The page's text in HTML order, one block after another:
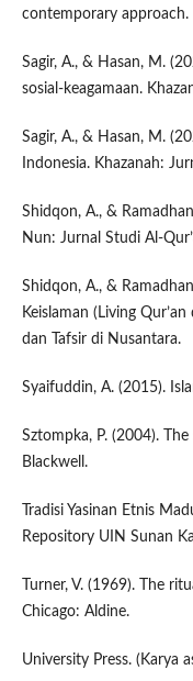
contemporary approach.
Sagir, A., & Hasan, M.
sosial-keagamaan.
Sagir, A., & Hasan, M.
Indonesia. Khazanah:
Shidqon, A., &
Nun: Jurnal Studi Al-
Shidqon, A., &
Keislaman (Living
dan Tafsir di Nusantara.
Syaifuddin, A. (2015).
Sztompka, P. (2004).
Blackwell.
Tradisi Yasinan Etnis
Repository UIN Sunan
Turner, V. (1969). The
Chicago: Aldine.
University Press. (Karya